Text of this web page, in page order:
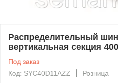
Распределительный
вертикальная секция
Под заказ
Код: SYC40D11AZZ
Розница